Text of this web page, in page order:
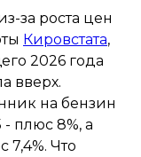
за роста цен
Кировстата,
2026 года
вверх.
на бензин
плюс 8%, а
Что